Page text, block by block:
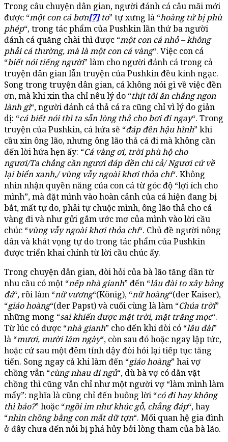
Trong câu chuyện dân gian, người đánh cá câu mãi mới
được “một con cá bơn[7]to” tự xưng là “hoàng tử bị phù
phép“, trong tác phẩm của Pushkin lần thứ ba người
đánh cá quăng chài thì được “một con cá nhỏ – không
phải cá thường, mà là một con cá vàng“. Việc con cá
“biết nói tiếng người” làm cho người đánh cá trong cả
truyện dân gian lẫn truyện của Pushkin đều kinh ngạc.
Song trong truyện dân gian, cá không nói gì về việc đền
ơn, mà khi xin tha chỉ nêu lý do “thịt tôi ăn chẳng ngon
lành gì“, người đánh cá thả cá ra cũng chỉ vì lý do giản
dị: “cá biết nói thì ta sẵn lòng thả cho bơi đi ngay“. Trong
truyện của Pushkin, cá hứa sẽ “đáp đền hậu hĩnh” khi
cầu xin ông lão, nhưng ông lão thả cá đi mà không cần
đến lời hứa hẹn ấy: “Cá vàng ơi, trời phù hộ cho
ngươi/Ta chẳng cần ngươi đáp đền chi cả/ Ngươi cứ về
lại biển xanh,/ vùng vẫy ngoài khơi thỏa chí“. Không
nhìn nhận quyền năng của con cá từ góc độ “lợi ích cho
mình”, mà đặt mình vào hoàn cảnh của cá hiện đang bị
bắt, mất tự do, phải tự chuộc mình, ông lão thả cho cá
vàng đi và như gửi gắm ước mơ của mình vào lời cầu
chúc “vùng vẫy ngoài khơi thỏa chí“. Chủ đề người nông
dân và khát vọng tự do trong tác phẩm của Pushkin
được triển khai chính từ lời cầu chúc ấy.
Trong chuyện dân gian, đòi hỏi của bà lão tăng dần từ
nhu cầu có một “nếp nhà gianh” đến “lâu đài to xây bằng
đá“, rồi làm “nữ vương“(König), “nữ hoàng“(der Kaiser),
“giáo hoàng“(der Papst) và cuối cùng là làm “Chúa trời”
những mong “sai khiến được mặt trời, mặt trăng mọc“.
Từ lúc có được “nhà gianh” cho đến khi đòi có “lâu đài”
là “mươi, mười lăm ngày“, còn sau đó hoặc ngay lập tức,
hoặc cứ sau một đêm tỉnh dậy đòi hỏi lại tiếp tục tăng
tiến. Song ngay cả khi làm đến “giáo hoàng” hai vợ
chồng vẫn “cùng nhau đi ngủ“, dù bà vợ có dằn vặt
chồng thì cũng vẫn chỉ như một người vợ “làm mình làm
mẩy”: nghĩa là cũng chỉ đến buông lời “có đi hay không
thì bảo?” hoặc “ngồi im như khúc gỗ, chẳng đáp“, hay
“nhìn chồng bằng con mắt dữ tợn“. Mối quan hệ gia đình
ở đây chưa đến nỗi bị phá hủy bởi lòng tham của bà lão.